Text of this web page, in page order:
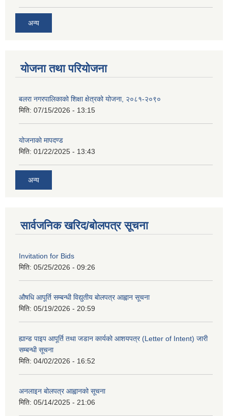
अन्य
योजना तथा परियोजना
बलरा नगरपालिकाको शिक्षा क्षेत्रको योजना, २०८१-२०९०
मिति: 07/15/2026 - 13:15
योजनाकाे मापदण्ड
मिति: 01/22/2025 - 13:43
अन्य
सार्वजनिक खरिद/बोलपत्र सूचना
Invitation for Bids
मिति: 05/25/2026 - 09:26
औषधि आपूर्ति सम्बन्धी विद्युतीय बोलपत्र आह्वान सूचना
मिति: 05/19/2026 - 20:59
ह्यान्ड पाइप आपूर्ति तथा जडान कार्यको आशयपत्र (Letter of Intent) जारी
सम्बन्धी सूचना
मिति: 04/02/2026 - 16:52
अनलाइन बोलपत्र आह्वानको सूचना
मिति: 05/14/2025 - 21:06